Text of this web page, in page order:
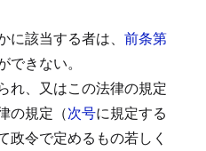
に該当する者は、 前条第
きない。
れ、又はこの法律の規定
の規定（次号に規定する
政令で定めるもの若しく